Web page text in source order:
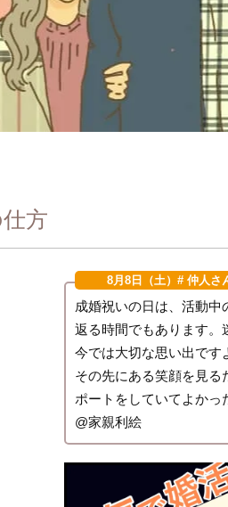
方
8月8日（土） # 仲人さ
成婚祝いの日は、活動中
返る時間でもあります。
今では大切な思い出です
その先にある笑顔を見る
ポートをしていてよかっ
@家親利絵